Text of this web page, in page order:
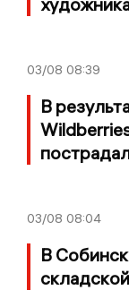
03/08 08:39
В
03/08 08:04
В